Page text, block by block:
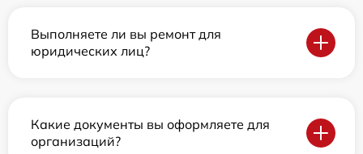
Выполняете ли вы ремонт для
юридических лиц?
Какие документы вы оформляете для
организаций?